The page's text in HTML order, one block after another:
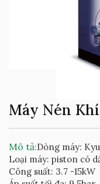
Máy Nén
Mô tả:Dòng máy:
Loại máy: piston có
Công suất: 3.7 -15kW